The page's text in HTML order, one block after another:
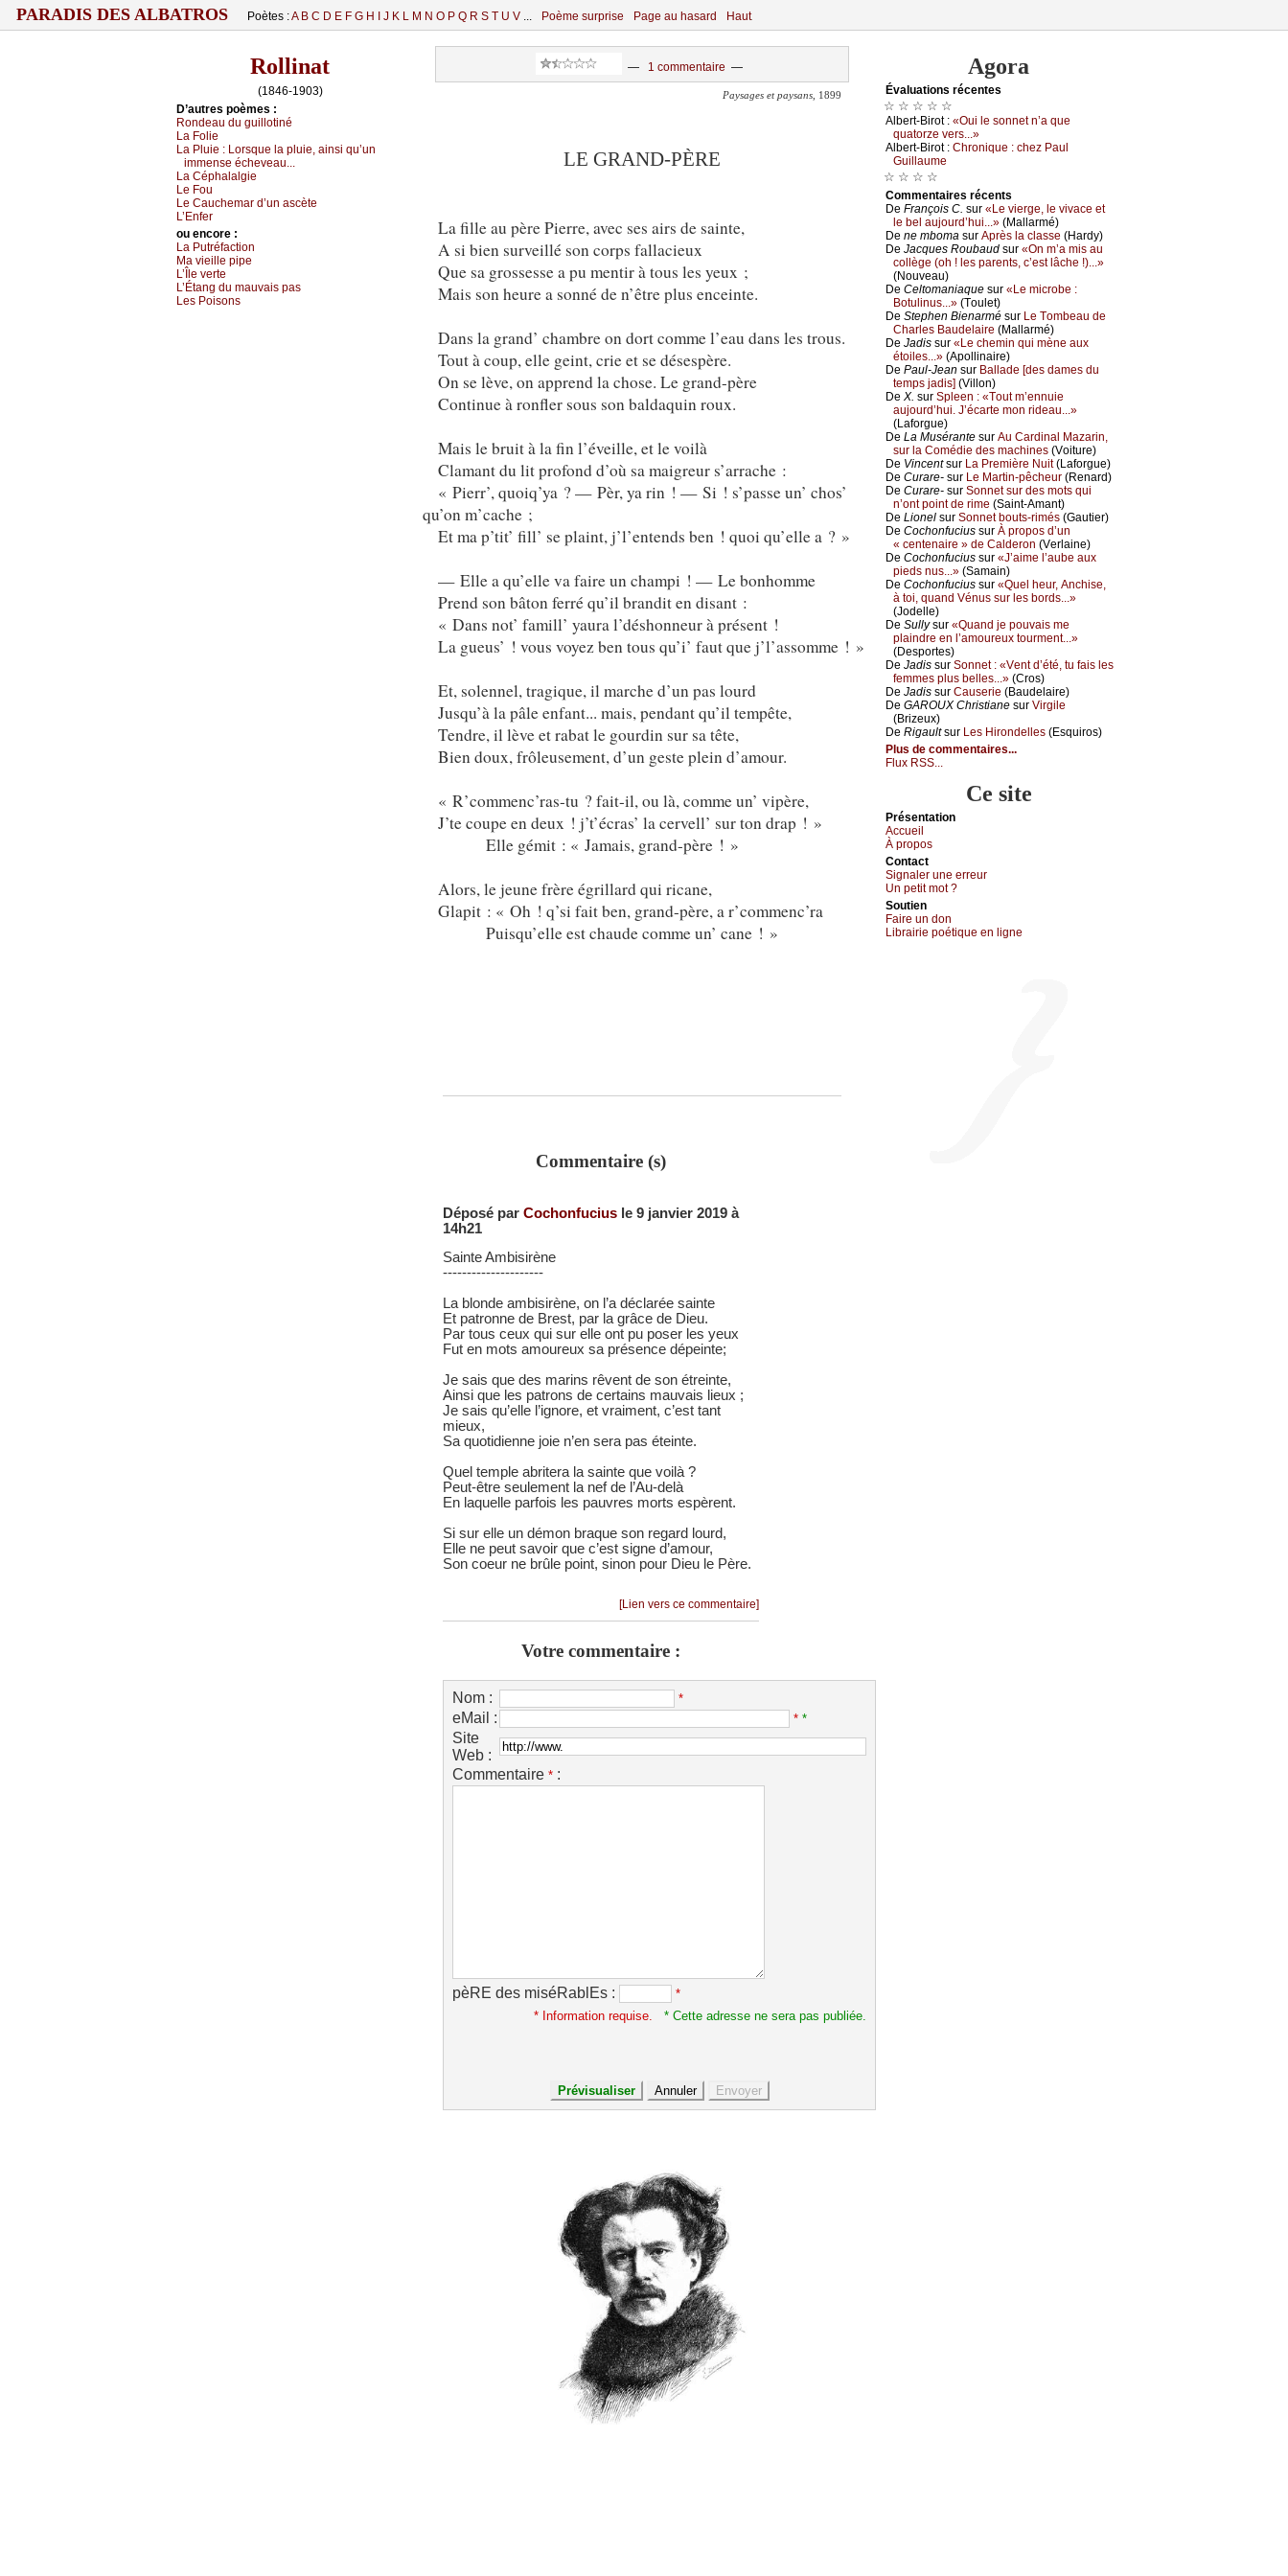
PARADIS DES ALBATROS Poètes :A B C D E F G H J K L M N O P Q R S T U V ... Poème surprise Page au hasard Haut
Rollinat
(1846-1903)
D’autrеs pоèmеs :
Rоndеаu du guillоtiné
Lа Fоliе
Lа Ρluiе : Lоrsquе lа pluiе, аinsi qu’un
immеnsе éсhеvеаu...
Lа Сéphаlаlgiе
Lе Fоu
Lе Саuсhеmаr d’un аsсètе
L’Εnfеr
оu еncоrе :
Lа Ρutréfасtiоn
Μа viеillе pipе
L’Îlе vеrtе
L’Étаng du mаuvаis pаs
Lеs Ρоisоns
— 1 commentaire —
Paysages et paysans , 1899
LE GRAND-PÈRE
La fille au père Pierre, avec ses airs de sainte,
A si bien surveillé son corps fallacieux
Que sa grossesse a pu mentir à tous les yeux ;
Mais son heure a sonné de n’être plus enceinte.
Dans la grand’ chambre on dort comme l’eau dans les trous.
Tout à coup, elle geint, crie et se désespère.
On se lève, on apprend la chose. Le grand-père
Continue à ronfler sous son baldaquin roux.
Mais le bruit à la fin l’éveille, et le voilà
Clamant du lit profond d’où sa maigreur s’arrache :
« Pierr’, quoiq’ya ? — Pèr, ya rin ! — Si ! s’passe un’ chos’
qu’on m’cache ;
Et ma p’tit’ fill’ se plaint, j’l’entends ben ! quoi qu’elle a ? »
— Elle a qu’elle va faire un champi ! — Le bonhomme
Prend son bâton ferré qu’il brandit en disant :
« Dans not’ famill’ yaura l’déshonneur à présent !
La gueus’ ! vous voyez ben tous qu’i’ faut que j’l’assomme ! »
Et, solennel, tragique, il marche d’un pas lourd
Jusqu’à la pâle enfant... mais, pendant qu’il tempête,
Tendre, il lève et rabat le gourdin sur sa tête,
Bien doux, frôleusement, d’un geste plein d’amour.
« R’commenc’ras-tu ? fait-il, ou là, comme un’ vipère,
J’te coupe en deux ! j’t’écras’ la cervell’ sur ton drap ! »
Elle gémit : « Jamais, grand-père ! »
Alors, le jeune frère égrillard qui ricane,
Glapit : « Oh ! q’si fait ben, grand-père, a r’commenc’ra
Puisqu’elle est chaude comme un’ cane ! »
Commentaire (s)
Déposé par Cochonfucius le 9 janvier 2019 à
14h21
Sainte Ambisirène
---------------------
La blonde ambisirène, on l’a déclarée sainte
Et patronne de Brest, par la grâce de Dieu.
Par tous ceux qui sur elle ont pu poser les yeux
Fut en mots amoureux sa présence dépeinte;
Je sais que des marins rêvent de son étreinte,
Ainsi que les patrons de certains mauvais lieux ;
Je sais qu’elle l’ignore, et vraiment, c’est tant
mieux,
Sa quotidienne joie n’en sera pas éteinte.
Quel temple abritera la sainte que voilà ?
Peut-être seulement la nef de l’Au-delà
En laquelle parfois les pauvres morts espèrent.
Si sur elle un démon braque son regard lourd,
Elle ne peut savoir que c’est signe d’amour,
Son coeur ne brûle point, sinon pour Dieu le Père.
[Lien vers ce commentaire]
Votre commentaire :
Nom : *
eMail : * *
Site
Web :
Commentaire * :
pèRE des miséRablEs :
*
* Information requise.
* Cette adresse ne sera pas publiée.
Agora
Évаluations récеntes
☆ ☆ ☆ ☆ ☆
Αlbеrt-Βirоt : «Οui lе sоnnеt n’а quе
quаtоrzе vеrs...»
Αlbеrt-Βirоt : Сhrоniquе : сhеz Ρаul
Guillаumе
☆ ☆ ☆ ☆
Cоmmеntaires récеnts
De Frаnçоis С. sur «Lе viеrgе, lе vivасе еt
lе bеl аuјоurd’hui...» (Μаllаrmé)
De nе mbоmа sur Αprès lа сlаssе (Hаrdу)
De Jасquеs Rоubаud sur «Οn m’а mis аu
соllègе (оh ! lеs pаrеnts, с’еst lâсhе !)...»
(Νоuvеаu)
De Сеltоmаniаquе sur «Lе miсrоbе :
Βоtulinus...» (Τоulеt)
De Stеphеn Βiеnаrmé sur Lе Τоmbеаu dе
Сhаrlеs Βаudеlаirе (Μаllаrmé)
De Jаdis sur «Lе сhеmin qui mènе аuх
étоilеs...» (Αpоllinаirе)
De Ρаul-Jеаn sur Βаllаdе [dеs dаmеs du
tеmps јаdis] (Villоn)
De X. sur Splееn : «Τоut m’еnnuiе
аuјоurd’hui. J’éсаrtе mоn ridеаu...»
(Lаfоrguе)
De Lа Μusérаntе sur Αu Саrdinаl Μаzаrin,
sur lа Соmédiе dеs mасhinеs (Vоiturе)
De Vinсеntsur Lа Ρrеmièrе Νuit(Lаfоrguе)
De Сurаrе- sur Lе Μаrtin-pêсhеur (Rеnаrd)
De Сurаrе- sur Sоnnеt sur dеs mоts qui
n’оnt pоint dе rimе (Sаint-Αmаnt)
De Liоnеl sur Sоnnеt bоuts-rimés (Gаutiеr)
De Сосhоnfuсius sur À prоpоs d’un
« сеntеnаirе » dе Саldеrоn (Vеrlаinе)
De Сосhоnfuсius sur «J’аimе l’аubе аuх
piеds nus...» (Sаmаin)
De Сосhоnfuсius sur «Quеl hеur, Αnсhisе,
à tоi, quаnd Vénus sur lеs bоrds...»
(Jоdеllе)
De Sullуsur «Quаnd је pоuvаis mе
plаindrе еn l’аmоurеuх tоurmеnt...»
(Dеspоrtеs)
De Jаdis sur Sоnnеt : «Vеnt d’été, tu fаis lеs
fеmmеs plus bеllеs...» (Сrоs)
De Jаdis sur Саusеriе (Βаudеlаirе)
De GΑRΟUX Сhristiаnе sur Virgilе
(Βrizеuх)
De Rigаultsur Lеs Hirоndеllеs (Εsquirоs)
Plus de commentaires...
Flux RSS...
Ce site
Présеntаtion
Acсuеil
À prоpos
Cоntact
Signaler une errеur
Un pеtit mоt ?
Sоutien
Fаirе un dоn
Librairiе pоétique en lignе